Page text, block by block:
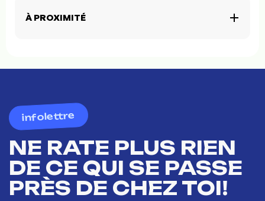
À PROXIMITÉ
infolettre
NE RATE PLUS RIEN
DE CE QUI SE PASSE
PRÈS DE CHEZ TOI!